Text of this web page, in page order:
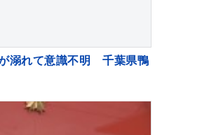
溺れて意識不明 千葉県鴨